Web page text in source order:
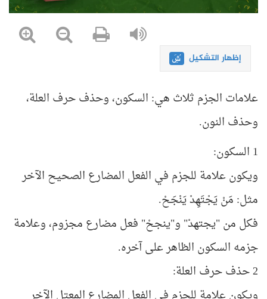
إظهار التشكيل
علامات الجزم ثلاث هي: السكون، وحذف حرف العلة،
وحذف النون.
1 السكون:
ويكون علامة للجزم في الفعل المضارع الصحيح الآخر
مثل: مَنْ يَجْتَهِدْ يَنْجَحْ.
فكل من "يجتهدْ" و"ينجحْ" فعل مضارع مجزوم، وعلامة
جزمه السكون الظاهر على آخره.
2 حذف حرف العلة: